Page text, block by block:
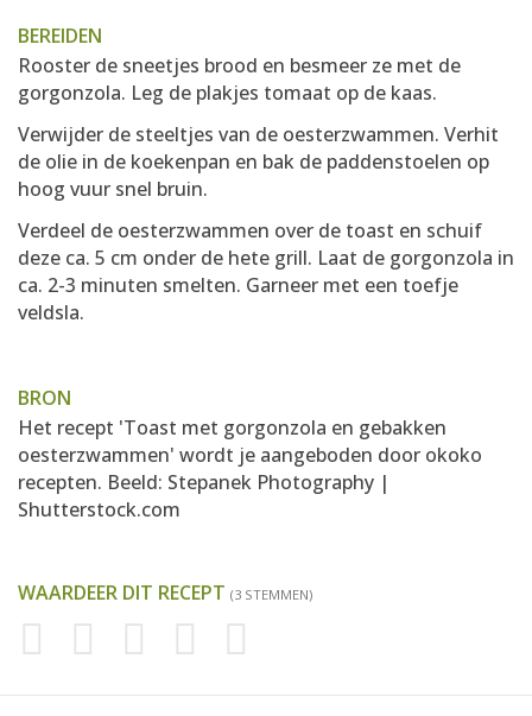
BEREIDEN
Rooster de sneetjes brood en besmeer ze met de
gorgonzola. Leg de plakjes tomaat op de kaas.
Verwijder de steeltjes van de oesterzwammen. Verhit
de olie in de koekenpan en bak de paddenstoelen op
hoog vuur snel bruin.
Verdeel de oesterzwammen over de toast en schuif
deze ca. 5 cm onder de hete grill. Laat de gorgonzola in
ca. 2-3 minuten smelten. Garneer met een toefje
veldsla.
BRON
Het recept 'Toast met gorgonzola en gebakken
oesterzwammen' wordt je aangeboden door okoko
recepten. Beeld: Stepanek Photography |
Shutterstock.com
WAARDEER DIT RECEPT (3 STEMMEN)